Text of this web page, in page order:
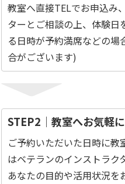
教室へ直接TELでお申込み
ターとご相談の上、体験日
る日時が予約満席などの
合がございます)
STEP2｜教室へお気軽
ご予約いただいた日時に
はベテランのインストラク
あなたの目的や活用状況